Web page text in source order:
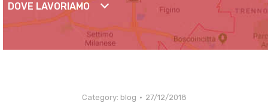
DOVE LAVORIAMO
Category: blog 27/12/2018